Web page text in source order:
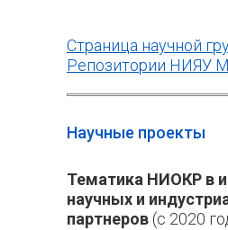
Страница научной
Репозитории НИЯУ
Научные проекты
Тематика НИОКР в
научных и
партнеров (с 2020